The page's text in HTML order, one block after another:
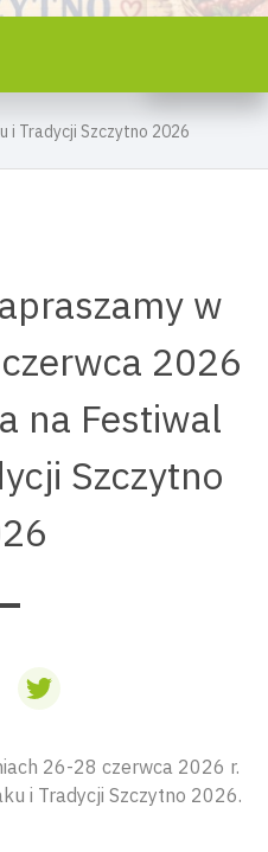
i Tradycji Szczytno 2026
w
2026
na Festiwal
Szczytno
26-28 czerwca 2026 r.
i Tradycji Szczytno 2026.